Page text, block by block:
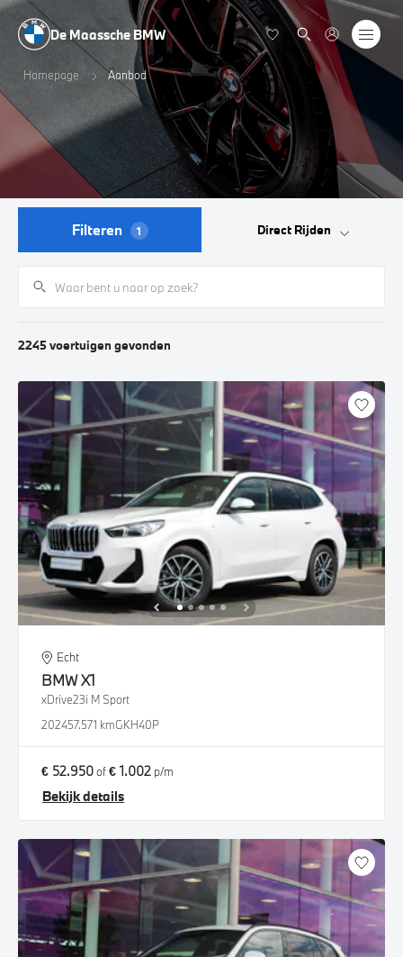
De Maassche BMW
Homepage Aanbod
Filteren 1 Direct Rijden
2245 voertuigen gevonden
Echt
BMWX1
xDrive23i M Sport
202457.571 kmGKH40P
€ 52.950of€ 1.002 p/m
Bekijk details